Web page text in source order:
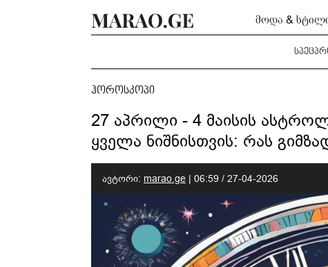
მოდა &
ჰოროსკოპი
27 აპრილი - 4 მაისის
ყველა ნიშნისთვის: რას
ავტორი: marao.ge | 06:59 / 27-04-2026